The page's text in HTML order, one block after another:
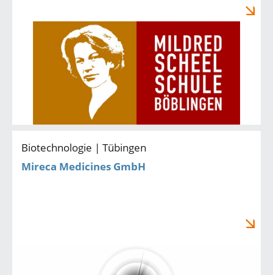
Biotechnologie | Tübingen
Mireca Medicines GmbH